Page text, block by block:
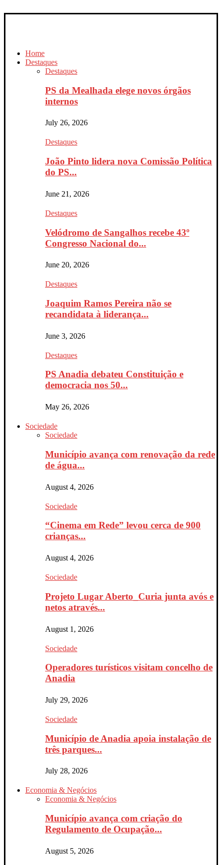
Home
Destaques
Destaques
PS da Mealhada elege novos órgãos
internos
July 26, 2026
Destaques
João Pinto lidera nova Comissão Política
do PS...
June 21, 2026
Destaques
Velódromo de Sangalhos recebe 43º
Congresso Nacional do...
June 20, 2026
Destaques
Joaquim Ramos Pereira não se
recandidata à liderança...
June 3, 2026
Destaques
PS Anadia debateu Constituição e
democracia nos 50...
May 26, 2026
Sociedade
Sociedade
Município avança com renovação da rede
de água...
August 4, 2026
Sociedade
“Cinema em Rede” levou cerca de 900
crianças...
August 4, 2026
Sociedade
Projeto Lugar Aberto_Curia junta avós e
netos através...
August 1, 2026
Sociedade
Operadores turísticos visitam concelho de
Anadia
July 29, 2026
Sociedade
Município de Anadia apoia instalação de
três parques...
July 28, 2026
Economia & Negócios
Economia & Negócios
Município avança com criação do
Regulamento de Ocupação...
August 5, 2026